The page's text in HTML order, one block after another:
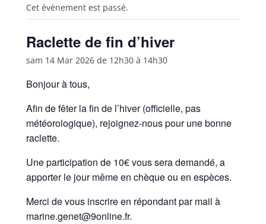
Cet évènement est passé.
Raclette de fin d’hiver
sam 14 Mar 2026 de 12h30 à 14h30
Bonjour à tous,
Afin de fêter la fin de l’hiver (officielle, pas
météorologique), rejoignez-nous pour une bonne
raclette.
Une participation de 10€ vous sera demandé, a
apporter le jour même en chèque ou en espèces.
Merci de vous inscrire en répondant par mail à
marine.genet@9online.fr.